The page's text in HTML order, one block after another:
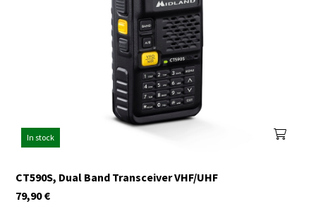
In stock
CT590S, Dual Band Transceiver VHF/UHF
€
79,90